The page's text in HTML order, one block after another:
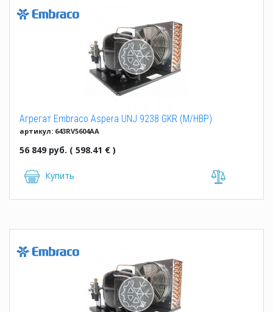
Агрегат Embraco Aspera UNJ 9238 GKR (M/HBP)
артикул: 643RV5604AA
56 849 руб. ( 598.41 € )
Купить